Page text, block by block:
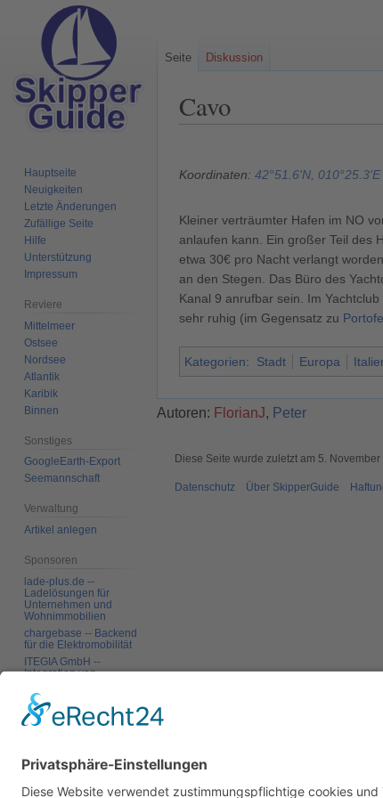
Cavo
Navigation
Suche
Koordinaten: 42°51.6'N, 010°25.3'E
Kleiner verträumter Hafen im NO
anlaufen kann. Ein großer Teil des
etwa 30€ pro Nacht verlangt
an den Stegen. Das Büro des
Kanal 9 anrufbar sein. Im
sehr ruhig (im Gegensatz zu
Kategorien: Stadt Europa
Autoren: FlorianJ, Peter
Seite Diskussion
Hauptseite
Neuigkeiten
Letzte Änderungen
Zufällige Seite
Hilfe
Unterstützung
Impressum
Reviere
Mittelmeer
Ostsee
Nordsee
Atlantik
Karibik
Binnen
Sonstiges
GoogleEarth-Export
Seemannschaft
Verwaltung
Artikel anlegen
Sponsoren
lade-plus.de --
Ladelösungen für
Unternehmen und
Wohnimmobilien
chargebase -- Backend
für die Elektromobilität
ITEGIA GmbH --
Integration von
individuelle
Softwarelösungen
Links auf diese Seite
Änderungen an
verlinkten Seiten
Diese Seite wurde zuletzt am 5.
Datenschutz Über SkipperGuide